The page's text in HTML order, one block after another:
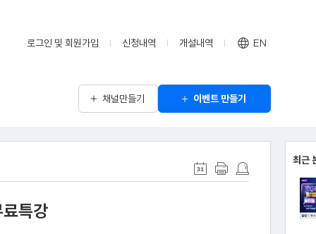
로그인 및 회원가입 신청내역 개설내역 EN
채널만들기 이벤트 만들기
최근
특강